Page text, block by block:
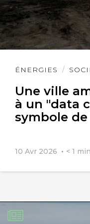
ÉNERGIES
Une ville
à un "data
symbole
10 Avr 2026 < 1
Lire